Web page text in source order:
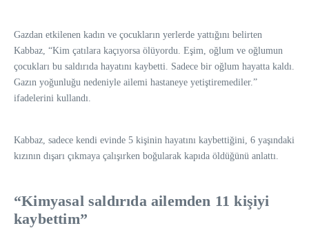
Gazdan etkilenen kadın ve çocukların yerlerde yattığını belirten
Kabbaz, “Kim çatılara kaçıyorsa ölüyordu. Eşim, oğlum ve oğlumun
çocukları bu saldırıda hayatını kaybetti. Sadece bir oğlum hayatta kaldı.
Gazın yoğunluğu nedeniyle ailemi hastaneye yetiştiremediler.”
ifadelerini kullandı.
Kabbaz, sadece kendi evinde 5 kişinin hayatını kaybettiğini, 6 yaşındaki
kızının dışarı çıkmaya çalışırken boğularak kapıda öldüğünü anlattı.
“Kimyasal saldırıda ailemden 11 kişiyi
kaybettim”